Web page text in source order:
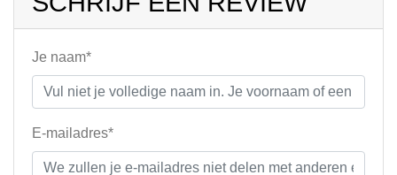
Je naam*
E-mailadres*